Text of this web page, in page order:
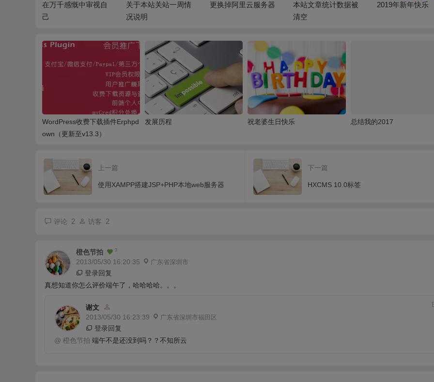
在万千感慨中审视自
己
关于本站关站一周情
况说明
更换掉阿里云服务器
本站文章统计数据被
清空
2019年新年快乐
WordPress收费下载插件Erphpd
own（更新至v13.3）
发展历程 祝老婆生日快乐 总结我的2017
上一篇
使用XAMPP搭建JSP+PHP本地web服务器
下一篇
HXCMS 10.0标签
评论 2 访客 2
橙色节拍 3
2013/05/30 16:20:35 广东省深圳市
登录回复
真想知道你怎么评价端午了，哈哈哈哈。。。
谢文
2013/05/30 16:23:39
广东省深圳市福田区
登录回复
@ 橙色节拍 端午不是还没到吗？？不知所云